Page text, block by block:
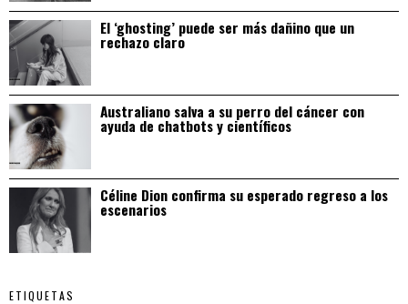
El ‘ghosting’ puede ser más dañino que un
rechazo claro
Australiano salva a su perro del cáncer con
ayuda de chatbots y científicos
Céline Dion confirma su esperado regreso a los
escenarios
ETIQUETAS